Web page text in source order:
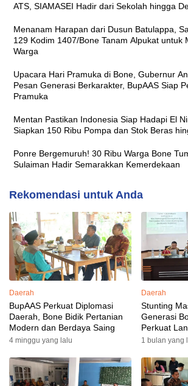
ATS, SIAMASEI Hadir dari Sekolah hingga
Menanam Harapan dari Dusun Batulappa,
129 Kodim 1407/Bone Tanam Alpukat untuk
Warga
Upacara Hari Pramuka di Bone, Gubernur
Pesan Generasi Berkarakter, BupAAS Siap
Pramuka
Mentan Pastikan Indonesia Siap Hadapi El
Siapkan 150 Ribu Pompa dan Stok Beras
Ponre Bergemuruh! 30 Ribu Warga Bone
Sulaiman Hadir Semarakkan Kemerdekaan
Rekomendasi untuk Anda
Daerah
BupAAS Perkuat Diplomasi
Daerah, Bone Bidik Pertanian
Modern dan Berdaya Saing
4 minggu yang lalu
Daerah
Stunting
Generasi
Perkuat
1 bulan yang